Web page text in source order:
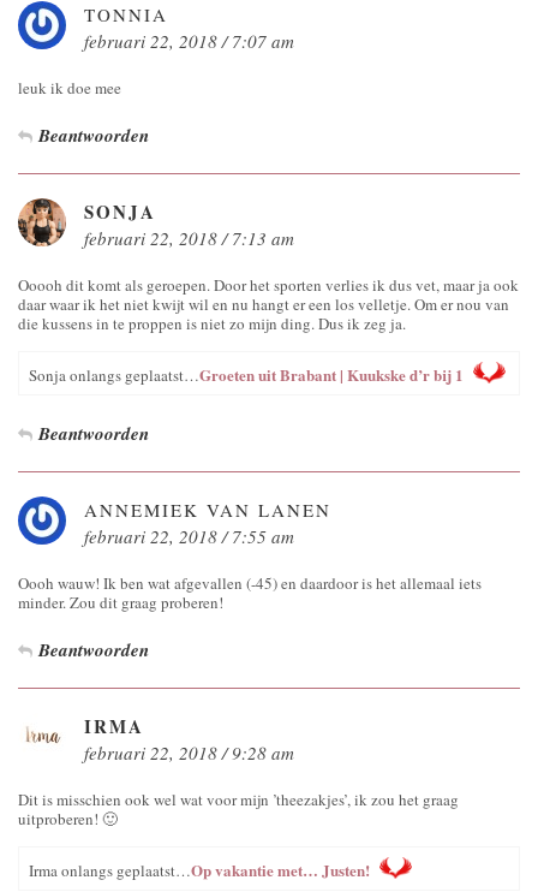
TONNIA
februari 22, 2018 / 7:07 am
leuk ik doe mee
Beantwoorden
SONJA
februari 22, 2018 / 7:13 am
Ooooh dit komt als geroepen. Door het sporten verlies ik dus vet, maar ja ook
daar waar ik het niet kwijt wil en nu hangt er een los velletje. Om er nou van
die kussens in te proppen is niet zo mijn ding. Dus ik zeg ja.
Sonja onlangs geplaatst…Groeten uit Brabant | Kuukske d’r bij 1
Beantwoorden
ANNEMIEK VAN LANEN
februari 22, 2018 / 7:55 am
Oooh wauw! Ik ben wat afgevallen (-45) en daardoor is het allemaal iets
minder. Zou dit graag proberen!
Beantwoorden
IRMA
februari 22, 2018 / 9:28 am
Dit is misschien ook wel wat voor mijn ’theezakjes’, ik zou het graag
uitproberen! 🙂
Irma onlangs geplaatst…Op vakantie met… Justen!